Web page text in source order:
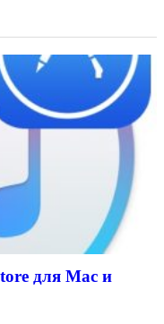
для Mac и